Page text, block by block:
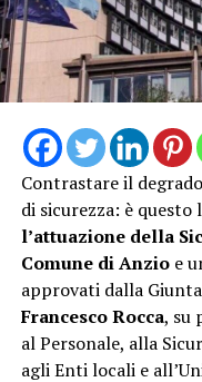
“L’attivazione della
sindaco Matilde
concreta alle
Contrastare il
di sicurezza: è questo
l’attuazione della
Comune di Anzioe
approvati dalla
Francesco Rocca, su
al Personale, alla
agli Enti locali e